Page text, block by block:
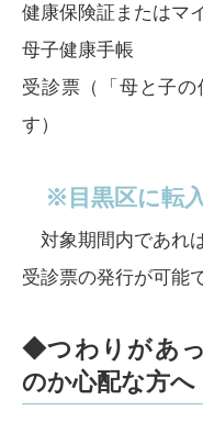
健康保険証またはマ
母子健康手帳
受診票（「母と子
す）
※目黒区に転
対象期間内であれば
受診票の発行が可能
◆つわりがあ
のか心配な方へ